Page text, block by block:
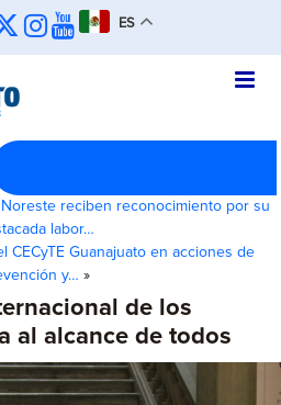
ES
reciben reconocimiento por su
labor…
CECyTE Guanajuato en acciones de
y… »
de los
al alcance de todos